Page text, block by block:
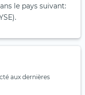
le pays suivant:
aux dernières